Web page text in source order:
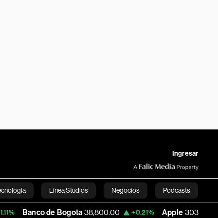
Ingresar
Línea Studios Negocios Podcasts
English
de Bogota 38,800.00 +0.21% Apple 303.27 -1.74%